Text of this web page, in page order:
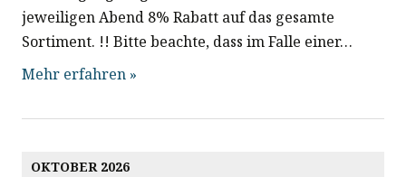
jeweiligen Abend 8% Rabatt auf das gesamte
Sortiment. !! Bitte beachte, dass im Falle einer…
Mehr erfahren »
OKTOBER 2026